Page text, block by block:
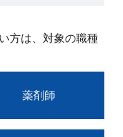
方は、対象の職種
薬剤師